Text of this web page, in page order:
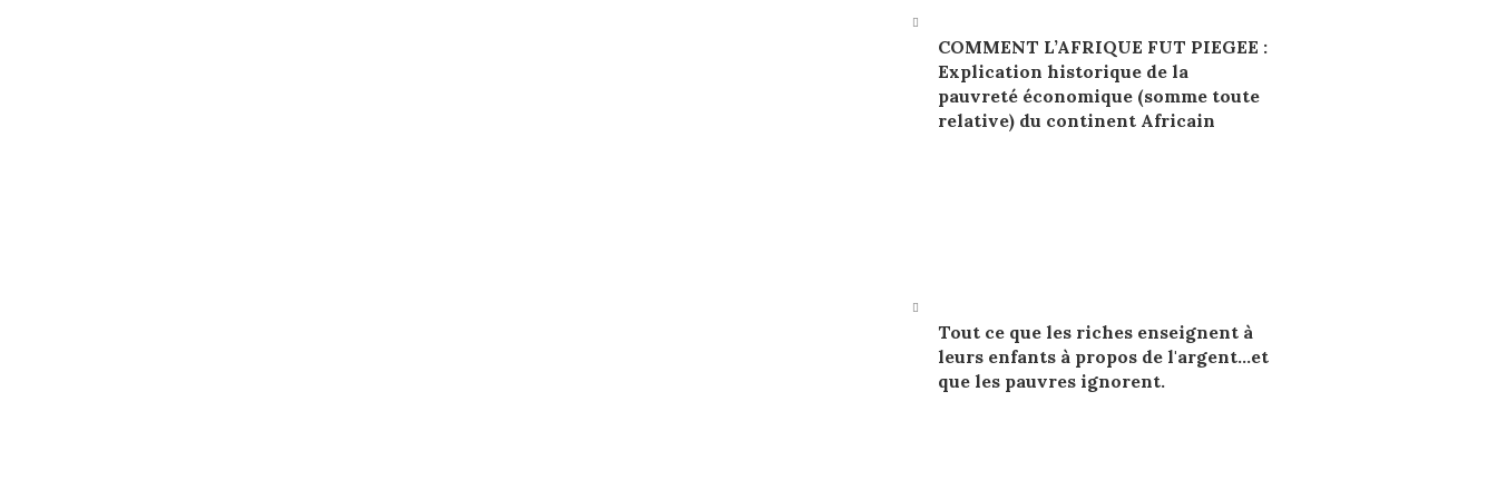
COMMENT L’AFRIQUE FUT PIEGEE :
Explication historique de la
pauvreté économique (somme toute
relative) du continent Africain
Tout ce que les riches enseignent à
leurs enfants à propos de l'argent…et
que les pauvres ignorent.